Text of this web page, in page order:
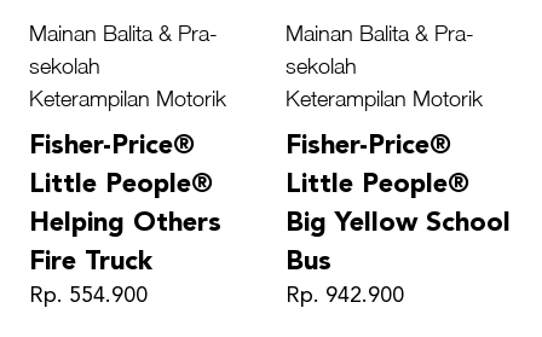
Mainan Balita & Pra-
sekolah
Keterampilan Motorik
Fisher-Price®
Little People®
Helping Others
Fire Truck
Rp. 554.900
Mainan Balita & Pra-
sekolah
Keterampilan Motorik
Fisher-Price®
Little People®
Big Yellow School
Bus
Rp. 942.900